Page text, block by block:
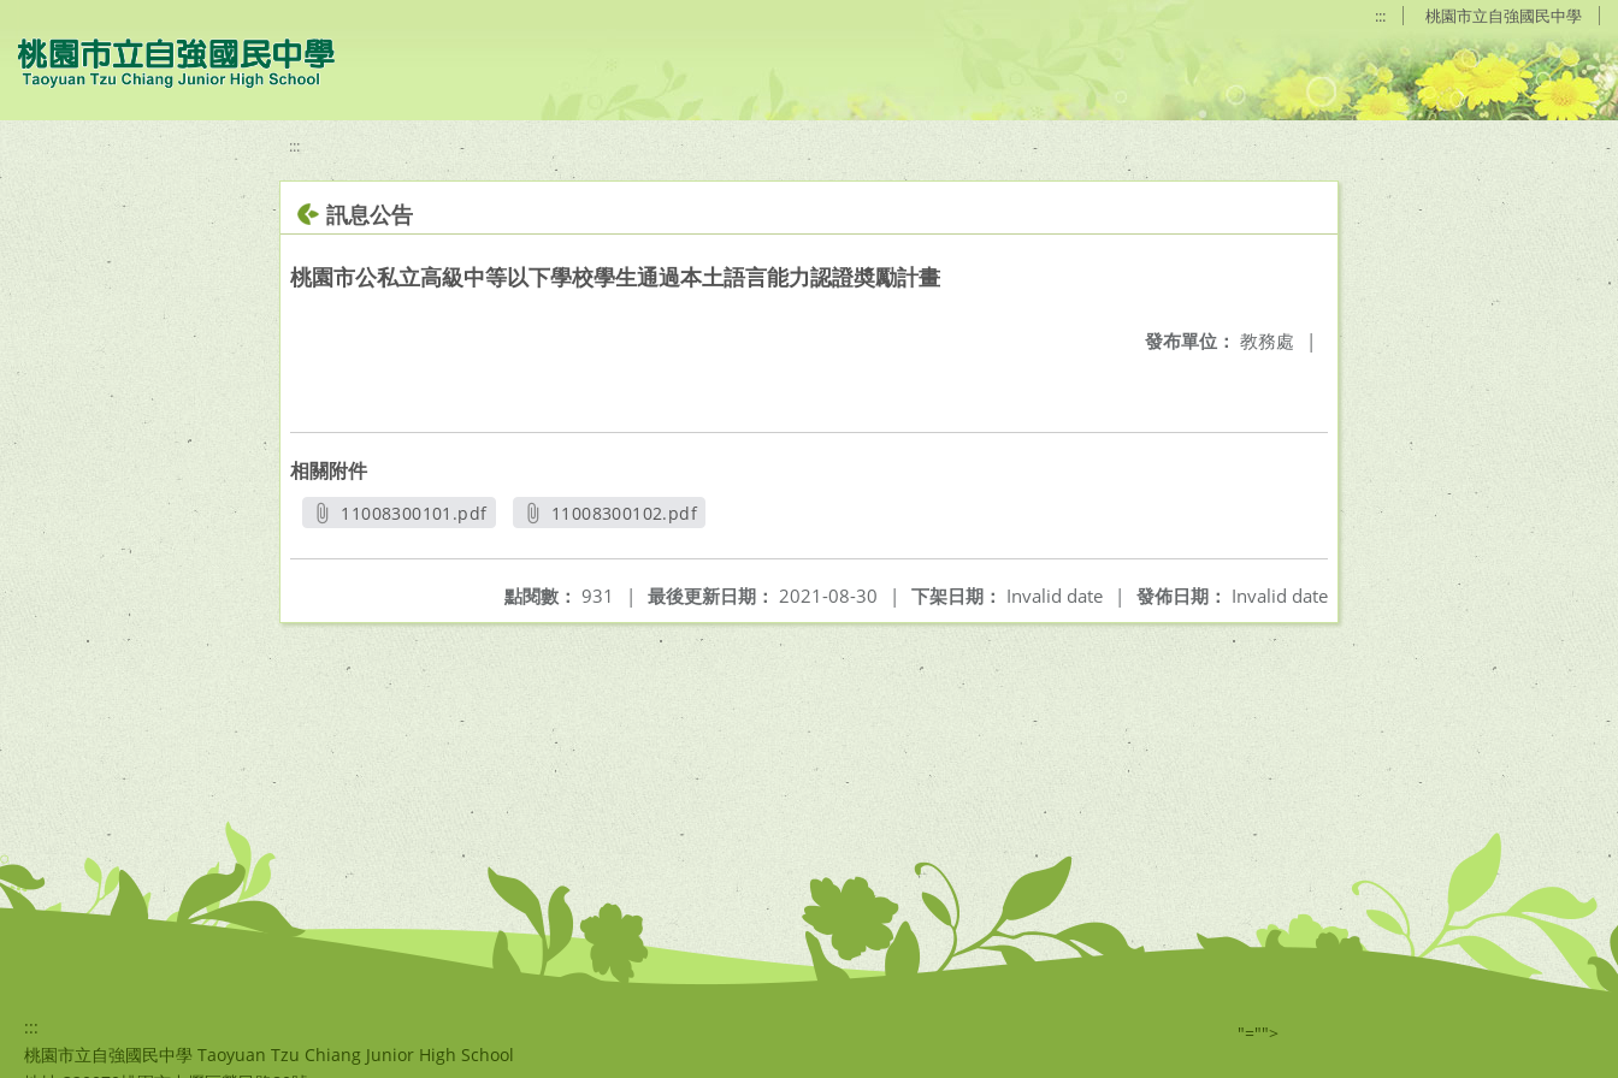
::: 桃園市立自強國民中學
:::
訊息公告
桃園市公私立高級中等以下學校學生通過本土語言能力認證奬勵計畫
發布單位： 教務處 |
相關附件
11008300101.pdf
11008300102.pdf
發佈日期： Invalid date
下架日期： Invalid date |
最後更新日期： 2021-08-30 |
點閱數： 931 |
:::
桃園市立自強國民中學 Taoyuan Tzu Chiang Junior High School
"="">